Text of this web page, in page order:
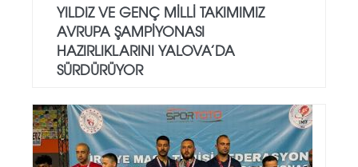
YILDIZ VE GENÇ MILLI TAKIMIMIZ
AVRUPA ŞAMPIYONASI
HAZIRLIKLARINI YALOVA’DA
SÜRDÜRÜYOR